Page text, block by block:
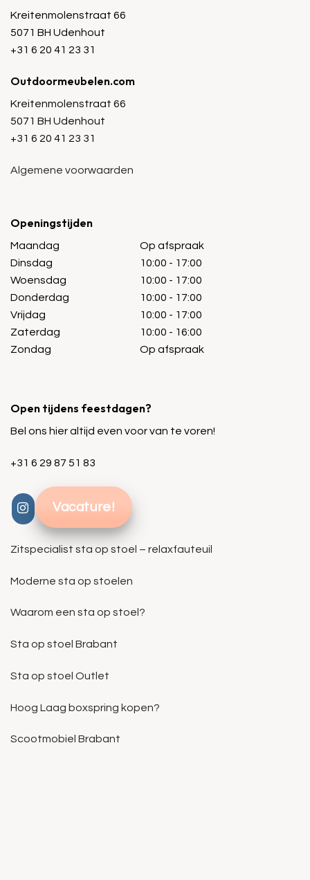
Kreitenmolenstraat 66
5071 BH Udenhout
+31 6 20 41 23 31
Outdoormeubelen.com
Kreitenmolenstraat 66
5071 BH Udenhout
+31 6 20 41 23 31
Algemene voorwaarden
Openingstijden
Maandag
Dinsdag
Woensdag
Donderdag
Vrijdag
Zaterdag
Zondag
Op afspraak
10:00 - 17:00
10:00 - 17:00
10:00 - 17:00
10:00 - 17:00
10:00 - 16:00
Op afspraak
Open tijdens feestdagen?
Bel ons hier altijd even voor van te voren!
+31 6 29 87 51 83
Vacature!
Zitspecialist sta op stoel – relaxfauteuil
Moderne sta op stoelen
Waarom een sta op stoel?
Sta op stoel Brabant
Sta op stoel Outlet
Hoog Laag boxspring kopen?
Scootmobiel Brabant